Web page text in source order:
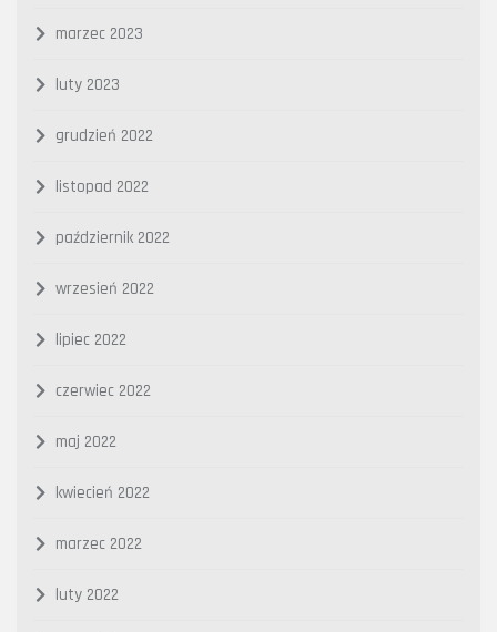
marzec 2023
luty 2023
grudzień 2022
listopad 2022
październik 2022
wrzesień 2022
lipiec 2022
czerwiec 2022
maj 2022
kwiecień 2022
marzec 2022
luty 2022